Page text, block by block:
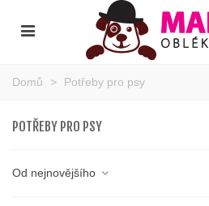
Domů > Potřeby pro psy
POTŘEBY PRO PSY
Od nejnovějšího